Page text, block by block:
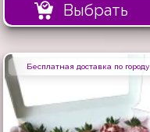
Выбрать
Бесплатная доставка по городу